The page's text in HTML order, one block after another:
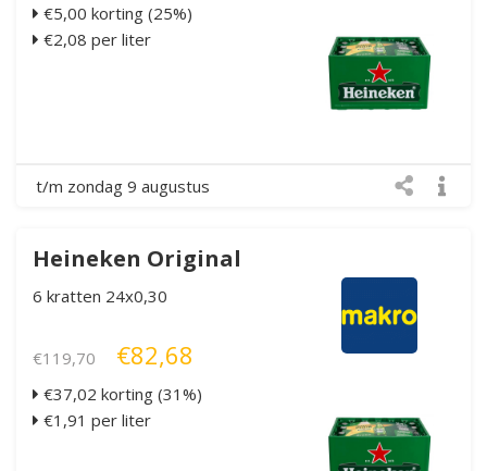
€5,00 korting (25%)
€2,08 per liter
t/m zondag 9 augustus
Heineken Original
6 kratten 24x0,30
€119,70 €82,68
€37,02 korting (31%)
€1,91 per liter